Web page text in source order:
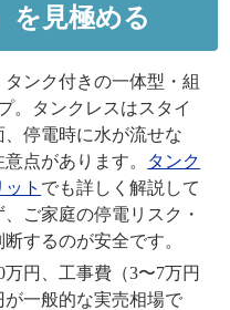
を見極める
ンク付きの一体型・組
。タンクレスはスタイ
停電時に水が流せな
点があります。
タンク
ト でも詳しく解説して
ご家庭の停電リスク・
するのが安全です。
円、工事費（3〜7万円
が一般的な実売相場で